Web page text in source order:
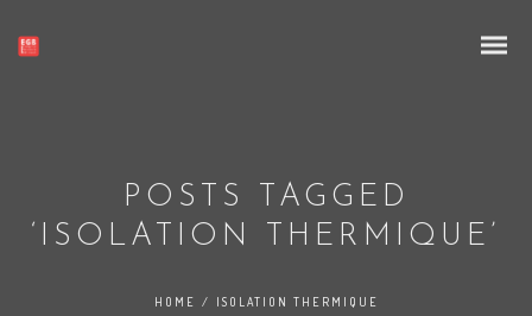
Isolation intérieur et extérieur de votre maison
POSTS TAGGED
‘ISOLATION THERMIQUE’
HOME / ISOLATION THERMIQUE